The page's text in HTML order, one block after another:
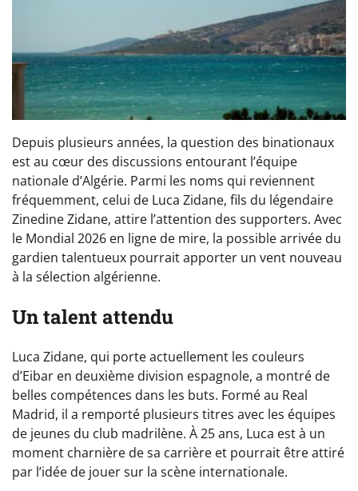
Depuis plusieurs années, la question des binationaux
est au cœur des discussions entourant l’équipe
nationale d’Algérie. Parmi les noms qui reviennent
fréquemment, celui de Luca Zidane, fils du légendaire
Zinedine Zidane, attire l’attention des supporters. Avec
le Mondial 2026 en ligne de mire, la possible arrivée du
gardien talentueux pourrait apporter un vent nouveau
à la sélection algérienne.
Un talent attendu
Luca Zidane, qui porte actuellement les couleurs
d’Eibar en deuxième division espagnole, a montré de
belles compétences dans les buts. Formé au Real
Madrid, il a remporté plusieurs titres avec les équipes
de jeunes du club madrilène. À 25 ans, Luca est à un
moment charnière de sa carrière et pourrait être attiré
par l’idée de jouer sur la scène internationale.